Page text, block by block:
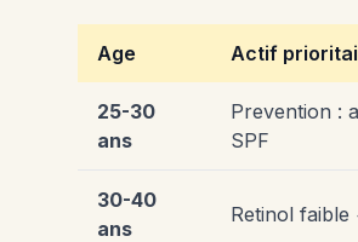
Age Actif
25-30
ans
Prevention :
SPF
30-40
ans
Retinol